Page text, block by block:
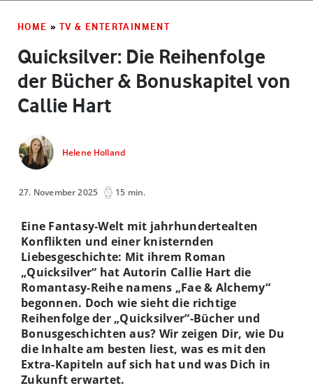
HOME » TV & ENTERTAINMENT
Quicksilver: Die Reihenfolge
der Bücher & Bonuskapitel von
Callie Hart
Helene Holland
27. November 2025 15 min.
Eine Fantasy-Welt mit jahrhundertealten
Konflikten und einer knisternden
Liebesgeschichte: Mit ihrem Roman
„Quicksilver“ hat Autorin Callie Hart die
Romantasy-Reihe namens „Fae & Alchemy“
begonnen. Doch wie sieht die richtige
Reihenfolge der „Quicksilver“-Bücher und
Bonusgeschichten aus? Wir zeigen Dir, wie Du
die Inhalte am besten liest, was es mit den
Extra-Kapiteln auf sich hat und was Dich in
Zukunft erwartet.